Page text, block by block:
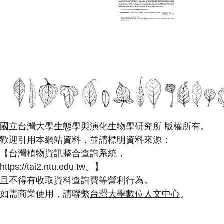
國立台灣大學生態學與演化生物學研究所 版權所有。
歡迎引用本網站資料，並請標明資料來源：
【台灣植物資訊整合查詢系統，
https://tai2.ntu.edu.tw。】
且不得有收取資料查詢費等營利行為。
如需商業使用，請聯繫台灣大學數位人文中心。